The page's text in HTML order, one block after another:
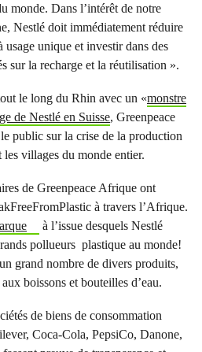
monde. Dans l’intérêt de notre
Nestlé doit immédiatement réduire
usage unique et investir dans des
sur la recharge et la réutilisation ».
le long du Rhin avec un «monstre
de Nestlé en Suisse, Greenpeace
public sur la crise de la production
villages du monde entier.
de Greenpeace Afrique ont
à travers l’Afrique.
à l’issue desquels Nestlé
pollueurs plastique au monde!
grand nombre de divers produits,
boissons et bouteilles d’eau.
de biens de consommation
Coca-Cola, PepsiCo, Danone,